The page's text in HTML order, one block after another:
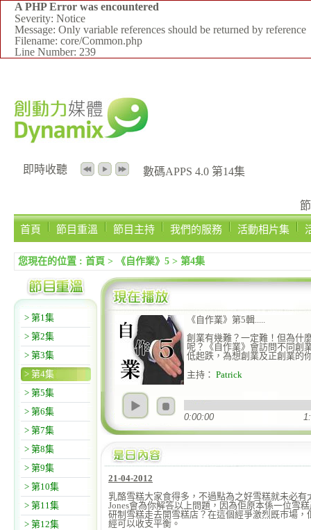
A PHP Error was encountered
Severity: Notice
Message: Only variable references should be returned by reference
Filename: core/Common.php
Line Number: 239
即時收聽 數碼APPS 4.0 第14集
首頁
節目重溫 節目主持 我們的服務 活動相片集
您現在的位置 : 首頁 > 《自作業》5 > 第4集
> 第1集
> 第2集
> 第3集
> 第4集
> 第5集
> 第6集
> 第7集
> 第8集
> 第9集
> 第10集
> 第11集
> 第12集
《自作業》第5輯.....
創業有幾難？一定難！但為什
呢？《自作業》會訪問不同創
低起跌，為想創業及正創業的
主持： Patrick
0:00:00
21-04-2012
乳酪雪糕大家食得多，不過點為之好雪糕就未必有
Jones會為你解答以上問題，因為佢原本係一位雪
研制雪糕走去開雪糕店？在這個經爭激烈既市場
經可以收支平衡。
親子天下（暑期